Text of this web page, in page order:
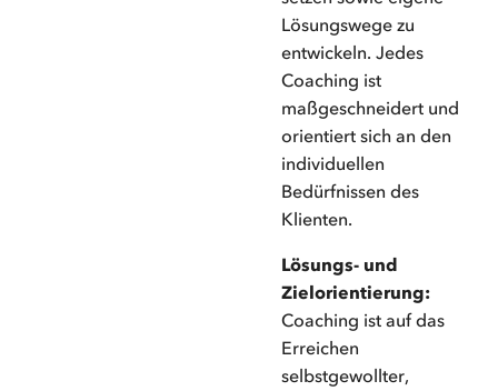
Lösungswege zu
entwickeln. Jedes
Coaching ist
maßgeschneidert und
orientiert sich an den
individuellen
Bedürfnissen des
Klienten.
Lösungs- und
Zielorientierung:
Coaching ist auf das
Erreichen
selbstgewollter,